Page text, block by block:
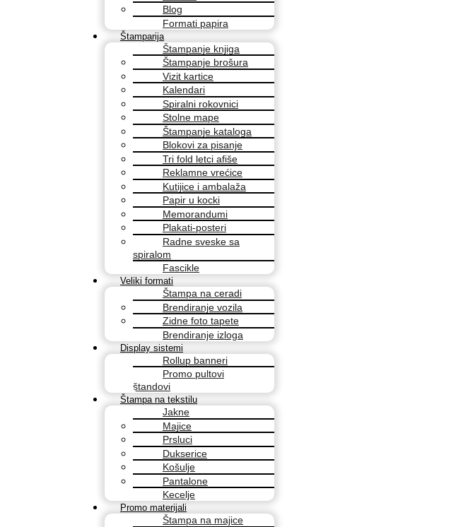
Blog
Formati papira
Štamparija
Štampanje knjiga
Štampanje brošura
Vizit kartice
Kalendari
Spiralni rokovnici
Stolne mape
Štampanje kataloga
Blokovi za pisanje
Tri fold letci afiše
Reklamne vrećice
Kutijice i ambalaža
Papir u kocki
Memorandumi
Plakati-posteri
Radne sveske sa
spiralom
Fascikle
Veliki formati
Štampa na ceradi
Brendiranje vozila
Zidne foto tapete
Brendiranje izloga
Display sistemi
Rollup banneri
Promo pultovi
štandovi
Štampa na tekstilu
Jakne
Majice
Prsluci
Dukserice
Košulje
Pantalone
Kecelje
Promo materijali
Štampa na majice